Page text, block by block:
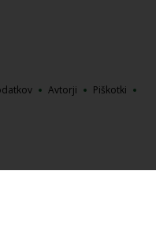
Avtorji
Piškotki